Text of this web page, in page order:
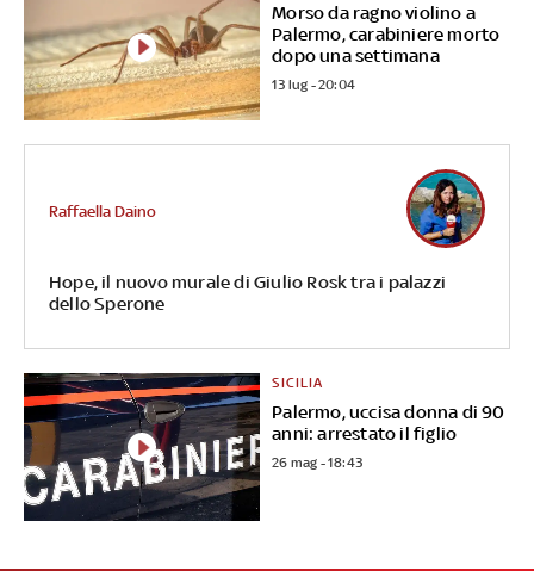
Morso da ragno violino a
Palermo, carabiniere morto
dopo una settimana
13 lug - 20:04
Hope, il nuovo murale di Giulio Rosk tra i palazzi
dello Sperone
Raffaella Daino
Palermo, uccisa donna di 90
anni: arrestato il figlio
SICILIA
26 mag - 18:43